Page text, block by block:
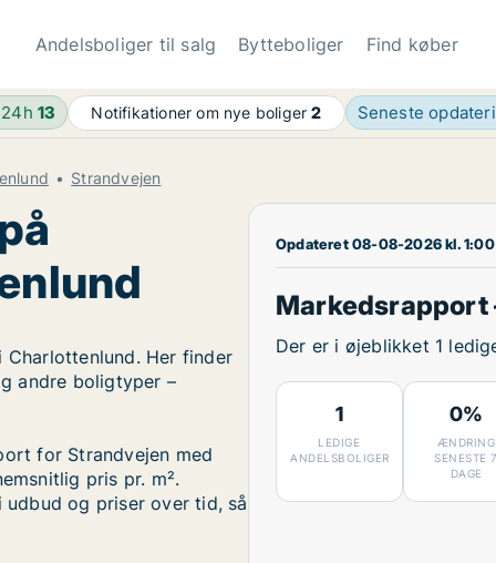
Andelsboliger til salg Bytteboliger Find køber
24h13 Notifikationer om nye boliger2 Seneste
Strandvejen
Charlottenlund. Her finder
andre boligtyper –
for Strandvejen med
pris pr. m².
og priser over tid, så
Opdateret 08-08-2026 kl. 1:00
Markedsrapport
Der er i øjeblikket 1
1
LEDIGE
ANDELSBOLIGER
0%
ÆNDRING
SENESTE 7
DAGE